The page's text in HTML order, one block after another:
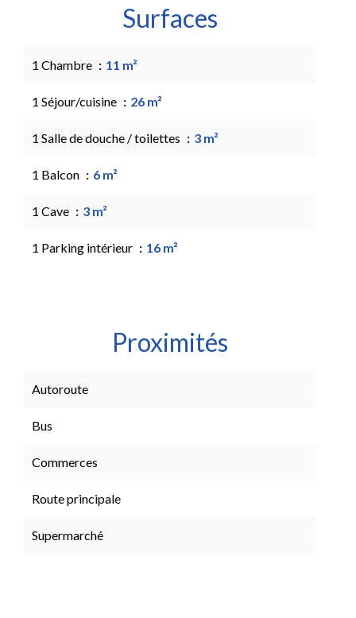
Surfaces
1 Chambre 11 m²
1 Séjour/cuisine 26 m²
1 Salle de douche / toilettes 3 m²
1 Balcon 6 m²
1 Cave 3 m²
1 Parking intérieur 16 m²
Proximités
Autoroute
Bus
Commerces
Route principale
Supermarché